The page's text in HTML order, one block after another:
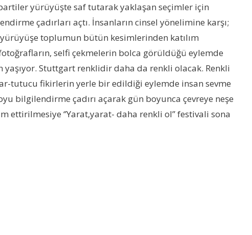
yürüyüşte saf tutarak yaklaşan seçimler için
çadırları açtı. İnsanların cinsel yönelimine karşı;
yürüyüşe toplumun bütün kesimlerinden katılım
selfi çekmelerin bolca görüldüğü eylemde
Stuttgart renklidir daha da renkli olacak. Renkli
tutucu fikirlerin yerle bir edildiği eylemde insan sevme
bilgilendirme çadırı açarak gün boyunca çevreye neşe
ettirilmesiye ‘’Yarat,yarat- daha renkli ol’’ festivali sona